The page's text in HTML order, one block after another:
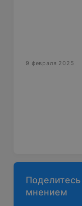
9 февраля 2025
Поделитесь
мнением